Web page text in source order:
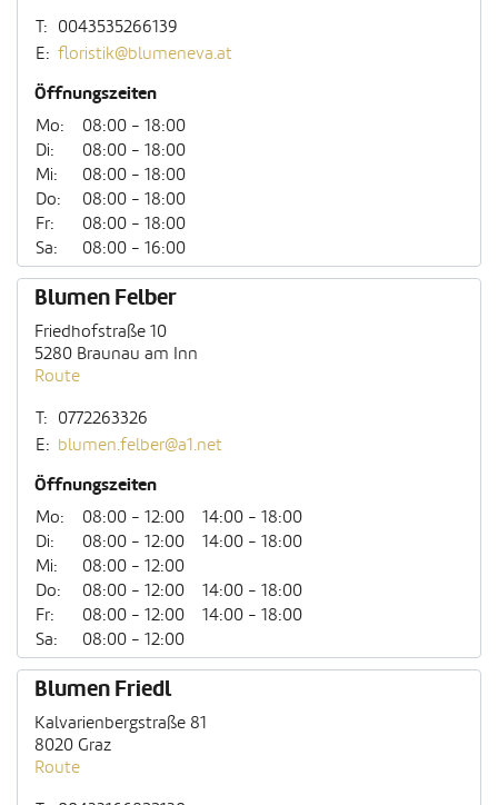
T:
0043535266139
E: floristik@blumeneva.at
Öffnungszeiten
Mo:
08:00 - 18:00
Di:
08:00 - 18:00
Mi:
08:00 - 18:00
Do:
08:00 - 18:00
Fr:
08:00 - 18:00
Sa:
08:00 - 16:00
Blumen Felber
Friedhofstraße 10
5280 Braunau am Inn
Route
T:
0772263326
E: blumen.felber@a1.net
Öffnungszeiten
Mo: 08:00 - 12:00
14:00 - 18:00
Di:
08:00 - 12:00
14:00 - 18:00
Mi:
08:00 - 12:00
Do:
08:00 - 12:00
14:00 - 18:00
Fr:
08:00 - 12:00
14:00 - 18:00
Sa:
08:00 - 12:00
Blumen Friedl
Kalvarienbergstraße 81
8020 Graz
Route